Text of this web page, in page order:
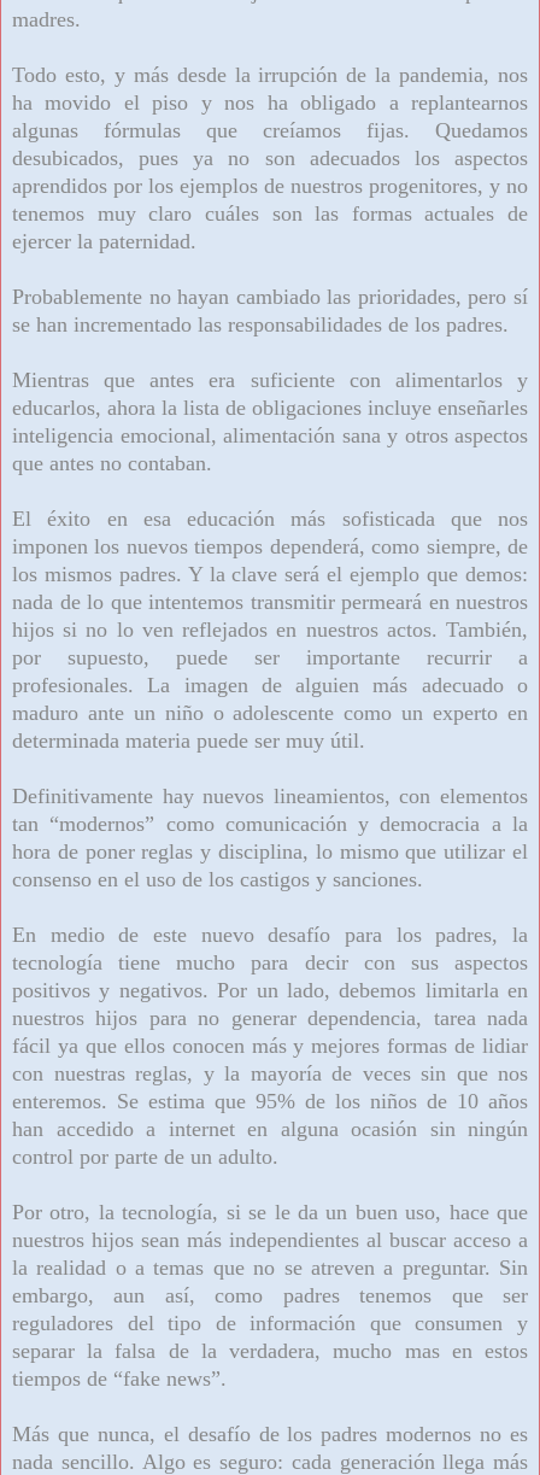
madres.
Todo esto, y más desde la irrupción de la pandemia, nos
ha movido el piso y nos ha obligado a replantearnos
algunas fórmulas que creíamos fijas. Quedamos
desubicados, pues ya no son adecuados los aspectos
aprendidos por los ejemplos de nuestros progenitores, y no
tenemos muy claro cuáles son las formas actuales de
ejercer la paternidad.
Probablemente no hayan cambiado las prioridades, pero sí
se han incrementado las responsabilidades de los padres.
Mientras que antes era suficiente con alimentarlos y
educarlos, ahora la lista de obligaciones incluye enseñarles
inteligencia emocional, alimentación sana y otros aspectos
que antes no contaban.
El éxito en esa educación más sofisticada que nos
imponen los nuevos tiempos dependerá, como siempre, de
los mismos padres. Y la clave será el ejemplo que demos:
nada de lo que intentemos transmitir permeará en nuestros
hijos si no lo ven reflejados en nuestros actos. También,
por supuesto, puede ser importante recurrir a
profesionales. La imagen de alguien más adecuado o
maduro ante un niño o adolescente como un experto en
determinada materia puede ser muy útil.
Definitivamente hay nuevos lineamientos, con elementos
tan “modernos” como comunicación y democracia a la
hora de poner reglas y disciplina, lo mismo que utilizar el
consenso en el uso de los castigos y sanciones.
En medio de este nuevo desafío para los padres, la
tecnología tiene mucho para decir con sus aspectos
positivos y negativos. Por un lado, debemos limitarla en
nuestros hijos para no generar dependencia, tarea nada
fácil ya que ellos conocen más y mejores formas de lidiar
con nuestras reglas, y la mayoría de veces sin que nos
enteremos. Se estima que 95% de los niños de 10 años
han accedido a internet en alguna ocasión sin ningún
control por parte de un adulto.
Por otro, la tecnología, si se le da un buen uso, hace que
nuestros hijos sean más independientes al buscar acceso a
la realidad o a temas que no se atreven a preguntar. Sin
embargo, aun así, como padres tenemos que ser
reguladores del tipo de información que consumen y
separar la falsa de la verdadera, mucho mas en estos
tiempos de “fake news”.
Más que nunca, el desafío de los padres modernos no es
nada sencillo. Algo es seguro: cada generación llega más